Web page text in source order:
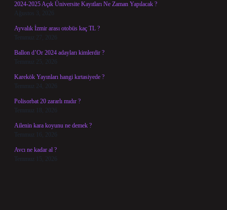
2024-2025 Açık Üniversite Kayıtları Ne Zaman Yapılacak ?
Ağustos 3, 2026
Ayvalık İzmir arası otobüs kaç TL ?
Temmuz 27, 2026
Ballon d’Or 2024 adayları kimlerdir ?
Temmuz 25, 2026
Karekök Yayınları hangi kırtasiyede ?
Temmuz 24, 2026
Polisorbat 20 zararlı mıdır ?
Temmuz 18, 2026
Ailenin kara koyunu ne demek ?
Temmuz 16, 2026
Avcı ne kadar al ?
Temmuz 15, 2026